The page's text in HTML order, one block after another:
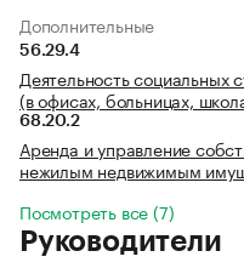
Дополнительные
56.29.4
Деятельность социальных
(в офисах, больницах,
68.20.2
Аренда и управление
нежилым недвижимым
Посмотреть все (7)
Руководители